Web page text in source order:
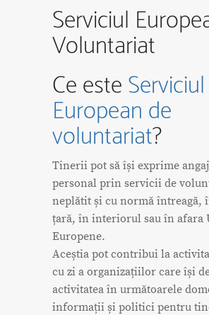
Serviciul
Voluntariat
CeesteServiciul
European de
voluntariat?
Tinerii pot să își exprime
personal prin servicii de
neplătit și cu normă întreagă,
țară, în interiorul sau în afara
Europene.
Aceștia pot contribui la
cu zi a organizațiilor care își
activitatea în următoarele
informații și politici pentru